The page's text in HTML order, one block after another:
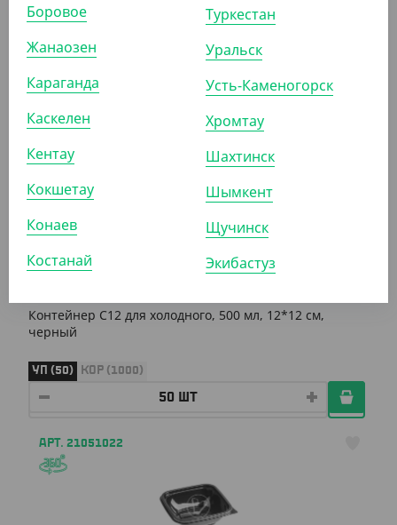
прозрачный
УП (50) КОР (1000)
АРТ. 21055022
1 425₸
Контейнер С12 для холодного, 500 мл, 12*12 см,
черный
УП (50) КОР (1000)
АРТ. 21051022
Боровое
Жанаозен
Караганда
Каскелен
Кентау
Кокшетау
Конаев
Костанай
Туркестан
Уральск
Усть-Каменогорск
Хромтау
Шахтинск
Шымкент
Щучинск
Экибастуз